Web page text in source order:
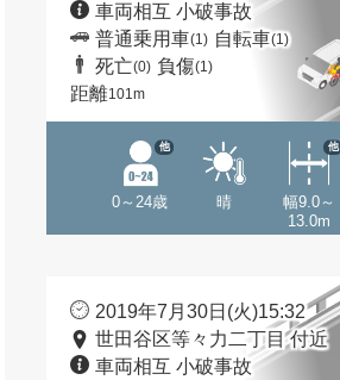
車両相互 小破事故
普通乗用車(1) 自転車(1)
死亡(0) 負傷(1)
距離101m
0～24歳
他
晴
幅9.0～
13.0m
他
2019年7月30日(火)15:32
世田谷区等々力二丁目 付近
車両相互 小破事故